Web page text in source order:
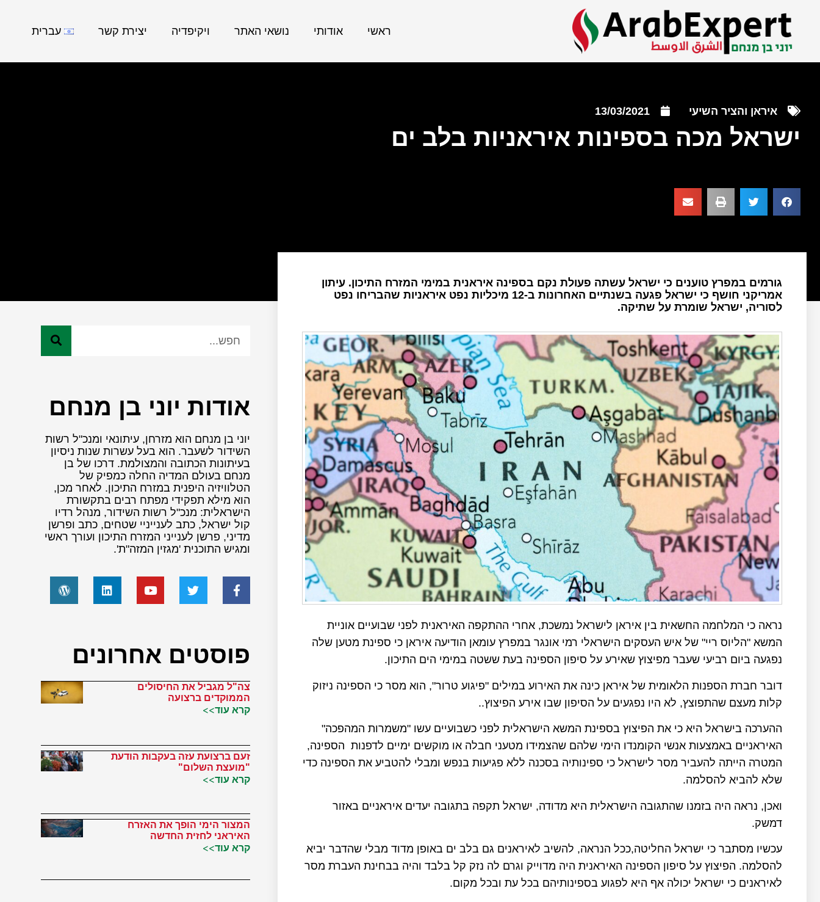
ראשי אודותי נושאי האתר ויקיפדיה יצירת קשר עברית
איראן והציר השיעי 13/03/2021
ישראל מכה בספינות איראניות בלב ים
גורמים במפרץ טוענים כי ישראל עשתה פעולת נקם בספינה איראנית במימי המזרח התיכון. עיתון
אמריקני חושף כי ישראל פגעה בשנתיים האחרונות ב-12 מיכליות נפט איראניות שהבריחו נפט
לסוריה, ישראל שומרת על שתיקה.
נראה כי המלחמה החשאית בין איראן לישראל נמשכת, אחרי ההתקפה האיראנית לפני שבועיים אוניית
המשא "הליוס ריי" של איש העסקים הישראלי רמי אונגר במפרץ עומאן הודיעה איראן כי ספינת מטען שלה
נפגעה ביום רביעי שעבר מפיצוץ שאירע על סיפון הספינה בעת ששטה במימי הים התיכון.
דובר חברת הספנות הלאומית של איראן כינה את האירוע במילים "פיגוע טרור", הוא מסר כי הספינה ניזוק
קלות מעצם שהתפוצץ, לא היו נפגעים על הסיפון שבו אירע הפיצוץ..
ההערכה בישראל היא כי את הפיצוץ בספינת המשא הישראלית לפני כשבועיים עשו "משמרות המהפכה"
האיראניים באמצעות אנשי הקומנדו הימי שלהם שהצמידו מטעני חבלה או מוקשים ימיים לדפנות הספינה,
המטרה הייתה להעביר מסר לישראל כי ספינותיה בסכנה ללא פגיעות בנפש ומבלי להטביע את הספינה כדי
שלא להביא להסלמה.
ואכן, נראה היה בזמנו שהתגובה הישראלית היא מדודה, ישראל תקפה בתגובה יעדים איראניים באזור
דמשק.
עכשיו מסתבר כי ישראל החליטה,ככל הנראה, להשיב לאיראנים גם בלב ים באופן מדוד מבלי שהדבר יביא
להסלמה. הפיצוץ על סיפון הספינה האיראנית היה מדוייק וגרם לה נזק קל בלבד והיה בבחינת העברת מסר
לאיראנים כי ישראל יכולה אף היא לפגוע בספינותיהם בכל עת ובכל מקום.
אודות יוני בן מנחם
יוני בן מנחם הוא מזרחן, עיתונאי ומנכ"ל רשות
השידור לשעבר. הוא בעל עשרות שנות ניסיון
בעיתונות הכתובה והמצולמת. דרכו של בן
מנחם בעולם המדיה החלה כמפיק של
הטלוויזיה היפנית במזרח התיכון. לאחר מכן,
הוא מילא תפקידי מפתח רבים בתקשורת
הישראלית: מנכ"ל רשות השידור, מנהל רדיו
קול ישראל, כתב לענייניי שטחים, כתב ופרשן
מדיני, פרשן לענייני המזרח התיכון ועורך ראשי
ומגיש התוכנית 'מגזין המזה"ת'.
פוסטים אחרונים
צה"ל מגביל את החיסולים
הממוקדים ברצועה
קרא עוד>>
זעם ברצועת עזה בעקבות הודעת
"מועצת השלום"
קרא עוד>>
המצור הימי הופך את האזרח
האיראני לחזית החדשה
קרא עוד>>